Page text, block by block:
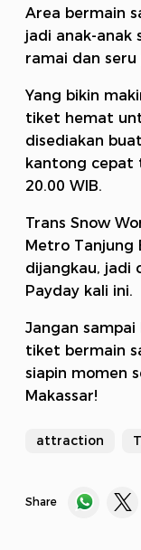
Area bermain
jadi anak-anak
ramai dan
Yang bikin
tiket hemat
disediakan
kantong cepat
20.00 WIB.
Trans Snow
Metro Tanjung
dijangkau, jadi
Payday kali ini.
Jangan
tiket bermain
siapin momen
Makassar!
attraction
Share